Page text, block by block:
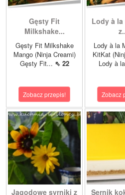
Gęsty Fit
Milkshake...
Gęsty Fit Milkshake
Mango (Ninja Creami)
Gęsty Fit... ⇖ 22
Zobacz przepis!
Lody à
Lody à la
KitKat
Lody à
Zobacz
Jagodowe syrniki z Sernik